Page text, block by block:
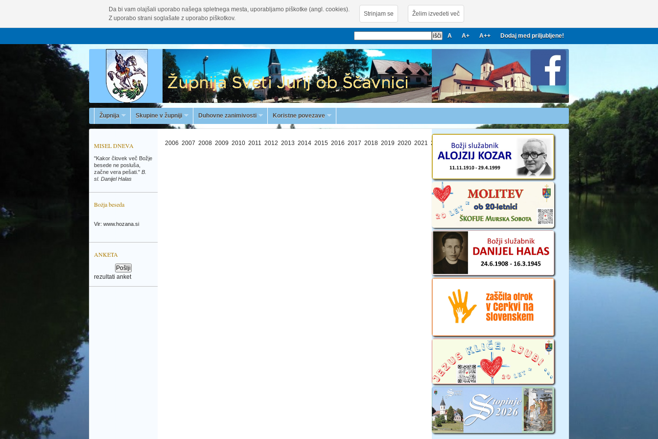
Da bi vam olajšali uporabo našega spletnega mesta, uporabljamo piškotke (angl. cookies).
Z uporabo strani soglašate z uporabo piškotkov.
Strinjam se Želim izvedeti več
A A+ A++ Dodaj med priljubljene!
Župnija Skupine v župniji Duhovne zanimivosti Koristne povezave
MISEL DNEVA
"Kakor človek več Božje
besede ne posluša,
začne vera pešati." B.
sl. Danijel Halas
Božja beseda
Vir: www.hozana.si
ANKETA
rezultati anket
2006 2007 2008 2009 2010 2011 2012 2013 2014 2015 2016 2017 2018 2019 2020 2021 2022 2023 2024 2025 2026